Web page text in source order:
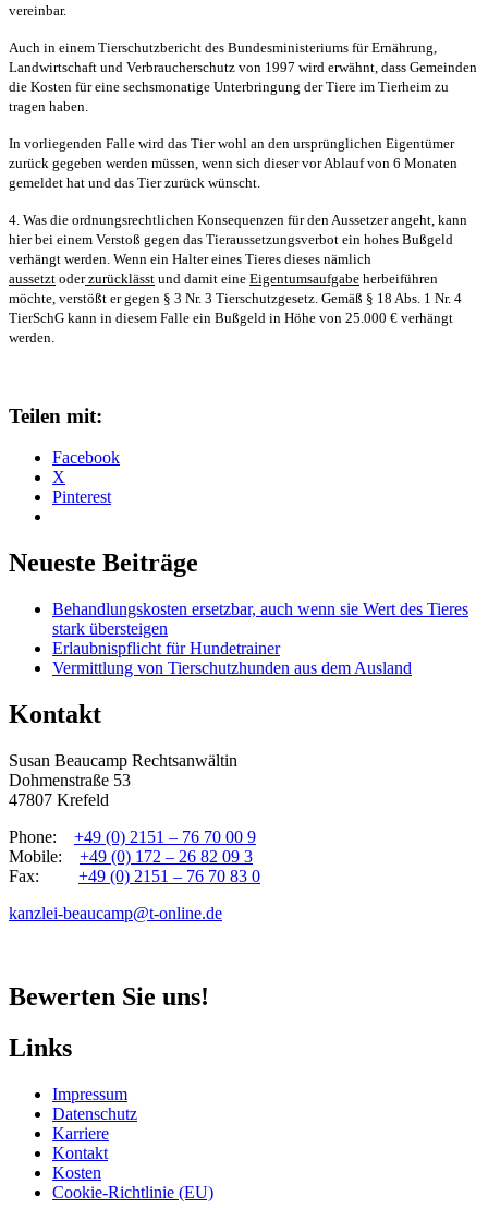
vereinbar.
Auch in einem Tierschutzbericht des Bundesministeriums für Ernährung,
Landwirtschaft und Verbraucherschutz von 1997 wird erwähnt, dass Gemeinden
die Kosten für eine sechsmonatige Unterbringung der Tiere im Tierheim zu
tragen haben.
In vorliegenden Falle wird das Tier wohl an den ursprünglichen Eigentümer
zurück gegeben werden müssen, wenn sich dieser vor Ablauf von 6 Monaten
gemeldet hat und das Tier zurück wünscht.
4. Was die ordnungsrechtlichen Konsequenzen für den Aussetzer angeht, kann
hier bei einem Verstoß gegen das Tieraussetzungsverbot ein hohes Bußgeld
verhängt werden. Wenn ein Halter eines Tieres dieses nämlich
aussetzt oderzurücklässt und damit eine Eigentumsaufgabe herbeiführen
möchte, verstößt er gegen § 3 Nr. 3 Tierschutzgesetz. Gemäß § 18 Abs. 1 Nr. 4
TierSchG kann in diesem Falle ein Bußgeld in Höhe von 25.000 € verhängt
werden.
Teilen mit:
Facebook
X
Pinterest
Neueste Beiträge
Behandlungskosten ersetzbar, auch wenn sie Wert des Tieres
stark übersteigen
Erlaubnispflicht für Hundetrainer
Vermittlung von Tierschutzhunden aus dem Ausland
Kontakt
Susan Beaucamp Rechtsanwältin
Dohmenstraße 53
47807 Krefeld
Phone: +49 (0) 2151 – 76 70 00 9
Mobile: +49 (0) 172 – 26 82 09 3
Fax: +49 (0) 2151 – 76 70 83 0
kanzlei-beaucamp@t-online.de
Bewerten Sie uns!
Links
Impressum
Datenschutz
Karriere
Kontakt
Kosten
Cookie-Richtlinie (EU)